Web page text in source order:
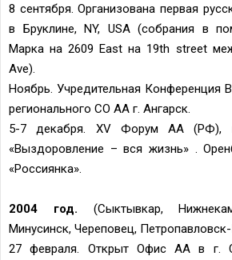
8 сентября. Организована первая
в Бруклине, NY, USA (собрания в
Марка на 2609 East на 19th street
Ave).
Ноябрь. Учредительная Конференция
регионального СО АА г. Ангарск.
5-7 декабря. XV Форум АА (РФ),
«Выздоровление – вся жизнь» .
«Россиянка».
2004 год. (Сыктывкар,
Минусинск, Череповец,
27 февраля. Открыт Офис АА в г.